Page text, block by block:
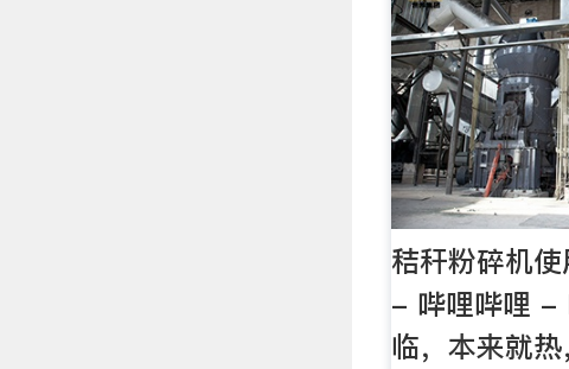
秸秆粉碎机
- 哔哩哔哩 -
临，本来就